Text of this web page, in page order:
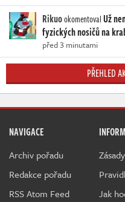
RikuookomentovalUž
fyzických nosičů na
před 3 minutami
PŘEHLED
NAVIGACE
Archiv pořadu
Redakce pořadu
RSS Atom Feed
Jak